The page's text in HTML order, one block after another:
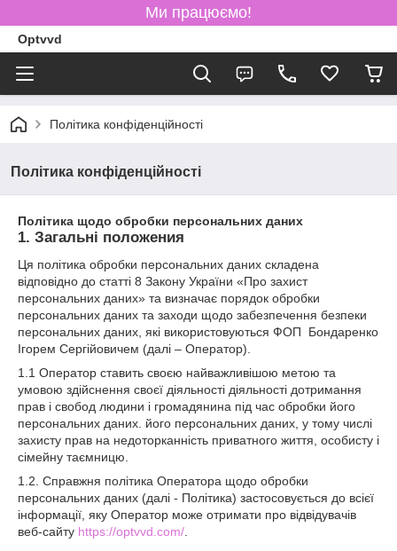
Ми працюємо!
Optvvd
Політика конфіденційності
Політика конфіденційності
Політика щодо обробки персональних даних
1. Загальні положения
Ця політика обробки персональних даних складена
відповідно до статті 8 Закону України «Про захист
персональних даних» та визначає порядок обробки
персональних даних та заходи щодо забезпечення безпеки
персональних даних, які використовуються ФОП Бондаренко
Ігорем Сергійовичем (далі – Оператор).
1.1 Оператор ставить своєю найважливішою метою та
умовою здійснення своєї діяльності діяльності дотримання
прав і свобод людини і громадянина під час обробки його
персональних даних. його персональних даних, у тому числі
захисту прав на недоторканність приватного життя, особисту і
сімейну таємницю.
1.2. Справжня політика Оператора щодо обробки
персональних даних (далі - Політика) застосовується до всієї
інформації, яку Оператор може отримати про відвідувачів
веб-сайту https://optvvd.com/